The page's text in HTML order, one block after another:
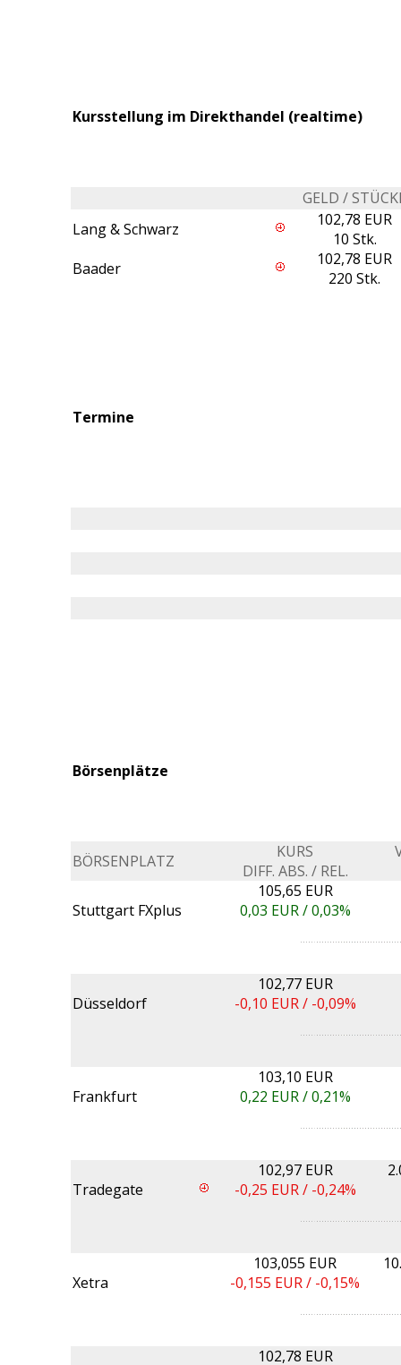
Kursstellung im Direkthandel (realtime)
GELD /
Lang & Schwarz
102,78 EUR
10 Stk.
Baader
102,78 EUR
220 Stk.
Termine
Börsenplätze
BÖRSENPLATZ
KURS
DIFF. ABS. / REL.
Stuttgart FXplus
105,65 EUR
0,03 EUR /0,03%
Düsseldorf
102,77 EUR
-0,10 EUR / -0,09%
Frankfurt
103,10 EUR
0,22 EUR /0,21%
Tradegate
102,97 EUR
-0,25 EUR / -0,24%
Xetra
103,055 EUR
-0,155 EUR / -0,15%
102,78 EUR